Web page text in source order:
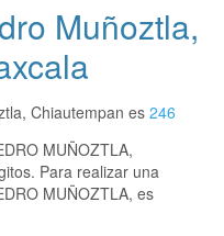
Muñoztla,
Chiautempan es 246
MUÑOZTLA,
Para realizar una
MUÑOZTLA, es